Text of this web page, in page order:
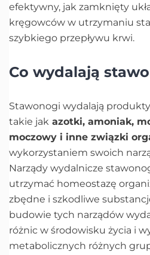
efektywny, jak zamknięty
kręgowców w utrzymaniu
szybkiego przepływu krwi.
Co wydalają
Stawonogi wydalają
takie jak azotki, amoniak,
moczowy i inne związki
wykorzystaniem swoich
Narządy wydalnicze
utrzymać homeostazę
zbędne i szkodliwe
budowie tych narządów
różnic w środowisku życia i
metabolicznych różnych